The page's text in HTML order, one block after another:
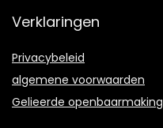
Verklaringen
Privacybeleid
algemene voorwaarden
Gelieerde openbaarmaking